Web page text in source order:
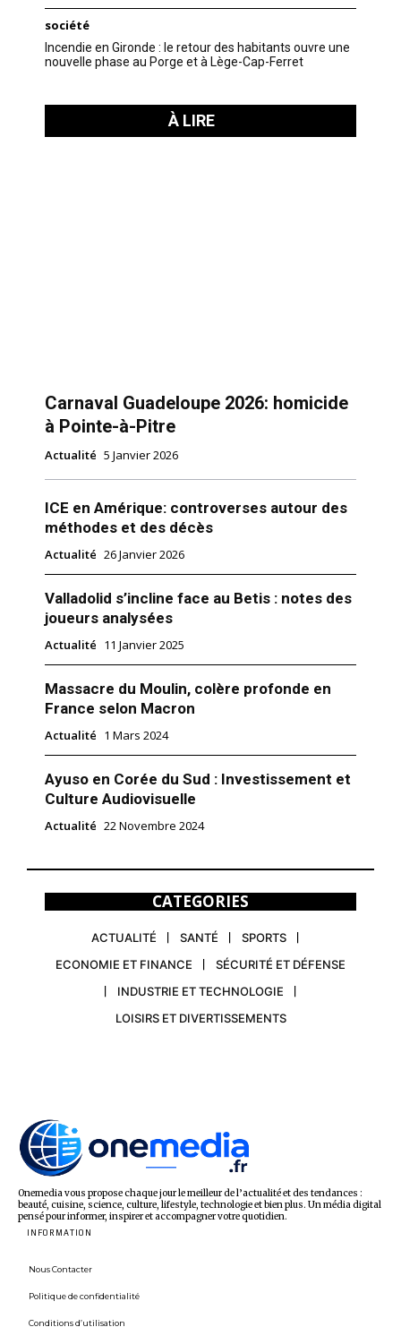
société
Incendie en Gironde : le retour des habitants ouvre une
nouvelle phase au Porge et à Lège-Cap-Ferret
À LIRE
Carnaval Guadeloupe 2026: homicide
à Pointe-à-Pitre
Actualité 5 Janvier 2026
ICE en Amérique: controverses autour des
méthodes et des décès
Actualité 26 Janvier 2026
Valladolid s’incline face au Betis : notes des
joueurs analysées
Actualité 11 Janvier 2025
Massacre du Moulin, colère profonde en
France selon Macron
Actualité 1 Mars 2024
Ayuso en Corée du Sud : Investissement et
Culture Audiovisuelle
Actualité 22 Novembre 2024
CATEGORIES
ACTUALITÉ SANTÉ
SPORTS
ECONOMIE ET FINANCE
SÉCURITÉ ET DÉFENSE
INDUSTRIE ET TECHNOLOGIE
LOISIRS ET DIVERTISSEMENTS
Onemedia vous propose chaque jour le meilleur de l’actualité et des tendances :
beauté, cuisine, science, culture, lifestyle, technologie et bien plus. Un média digital
pensé pour informer, inspirer et accompagner votre quotidien.
INFORMATION
Nous Contacter
Politique de confidentialité
Conditions d’utilisation